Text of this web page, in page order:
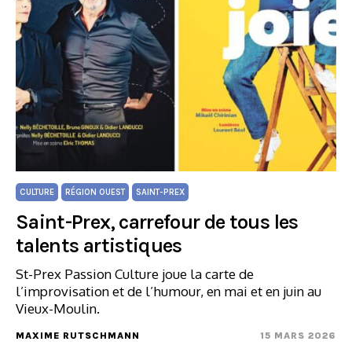
CULTURE RÉGION OUEST SAINT-PREX
Saint-Prex, carrefour de tous les
talents artistiques
St-Prex Passion Culture joue la carte de
l’improvisation et de l’humour, en mai et en juin au
Vieux-Moulin.
MAXIME RUTSCHMANN 15 MARS 2026